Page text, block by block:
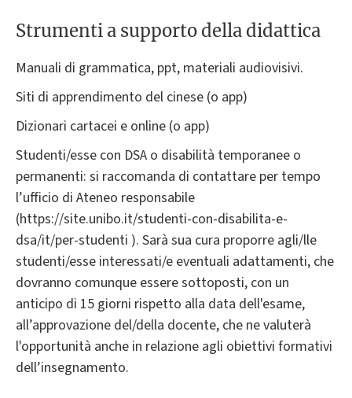
Strumenti a supporto della didattica
Manuali di grammatica, ppt, materiali audiovisivi.
Siti di apprendimento del cinese (o app)
Dizionari cartacei e online (o app)
Studenti/esse con DSA o disabilità temporanee o
permanenti: si raccomanda di contattare per tempo
l’ufficio di Ateneo responsabile
(https://site.unibo.it/studenti-con-disabilita-e-
dsa/it/per-studenti ). Sarà sua cura proporre agli/lle
studenti/esse interessati/e eventuali adattamenti, che
dovranno comunque essere sottoposti, con un
anticipo di 15 giorni rispetto alla data dell'esame,
all’approvazione del/della docente, che ne valuterà
l'opportunità anche in relazione agli obiettivi formativi
dell’insegnamento.